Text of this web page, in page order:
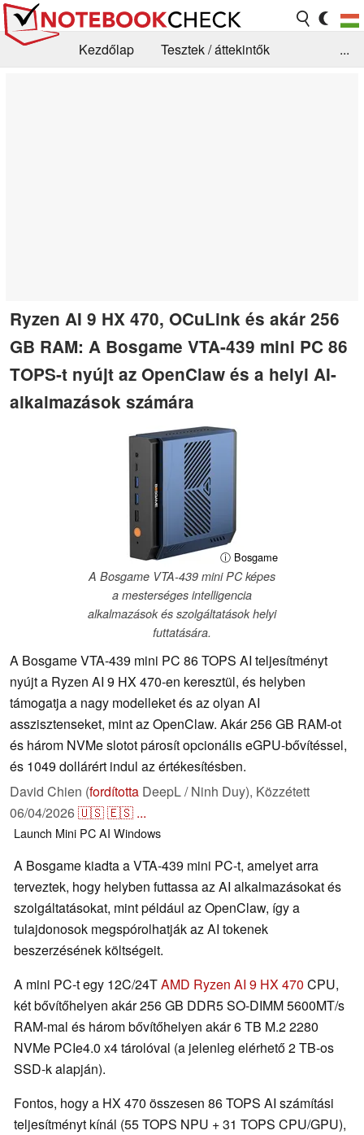
Kezdőlap
Tesztek / áttekintők
...
Ryzen AI 9 HX 470, OCuLink és akár 256
GB RAM: A Bosgame VTA-439 mini PC 86
TOPS-t nyújt az OpenClaw és a helyi AI-
alkalmazások számára
ⓘ Bosgame
A Bosgame VTA-439 mini PC képes
a mesterséges intelligencia
alkalmazások és szolgáltatások helyi
futtatására.
A Bosgame VTA-439 mini PC 86 TOPS AI teljesítményt
nyújt a Ryzen AI 9 HX 470-en keresztül, és helyben
támogatja a nagy modelleket és az olyan AI
asszisztenseket, mint az OpenClaw. Akár 256 GB RAM-ot
és három NVMe slotot párosít opcionális eGPU-bővítéssel,
és 1049 dollárért indul az értékesítésben.
David Chien (fordította DeepL / Ninh Duy), Közzétett
06/04/2026🇺🇸🇪🇸 ...
Launch Mini PCAI Windows
A Bosgame kiadta a VTA-439 mini PC-t, amelyet arra
terveztek, hogy helyben futtassa az AI alkalmazásokat és
szolgáltatásokat, mint például az OpenClaw, így a
tulajdonosok megspórolhatják az AI tokenek
beszerzésének költségeit.
A mini PC-t egy 12C/24TAMD Ryzen AI 9 HX 470 CPU,
két bővítőhelyen akár 256 GB DDR5 SO-DIMM 5600MT/s
RAM-mal és három bővítőhelyen akár 6 TB M.2 2280
NVMe PCIe4.0 x4 tárolóval (a jelenleg elérhető 2 TB-os
SSD-k alapján).
Fontos, hogy a HX 470 összesen 86 TOPS AI számítási
teljesítményt kínál (55 TOPS NPU + 31 TOPS CPU/GPU),